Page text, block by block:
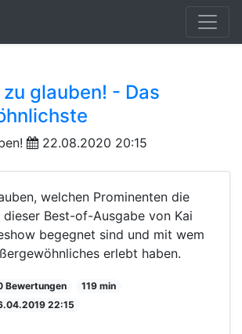
zu glauben! - Das
22.08.2020 20:15
welchen Prominenten die
dieser Best-of-Ausgabe von Kai
begegnet sind und mit wem
erlebt haben.
Bewertungen
119 min
22:15